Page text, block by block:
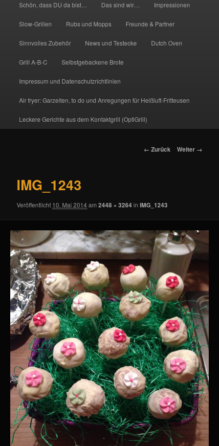
Schön, dass DU da bist… Das sind wir… Impressionen
Slow-Grillen Rubs und Mopps Freunde & Partner
Sinnvolles Zubehör News und Testecke Dutch Oven
Grill A-B-C Selbstgebackene Brote
Impressum und Datenschutzrichtlinien
Air fryer: Garzeiten, to do und Anregungen für Heißluft-Fritteusen
Leckere Gerichte aus dem Kontaktgrill (OptiGrill)
Bilder-
← Zurück Weiter →
IMG_1243
Veröffentlicht 10. Mai 2014am2448 × 3264inIMG_1243